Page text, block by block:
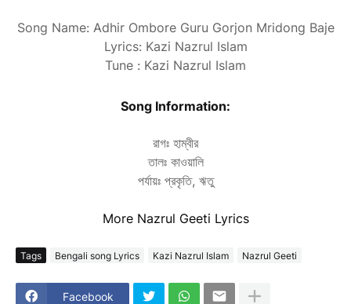
Song Name: Adhir Ombore Guru Gorjon Mridong Baje
Lyrics: Kazi Nazrul Islam
Tune : Kazi Nazrul Islam
Song Information:
রাগঃ হাম্বীর
তালঃ কাওয়ালি
পর্যায়ঃ প্রকৃতি, ঋতু
More Nazrul Geeti Lyrics
Tags Bengali song Lyrics Kazi Nazrul Islam Nazrul Geeti
Facebook